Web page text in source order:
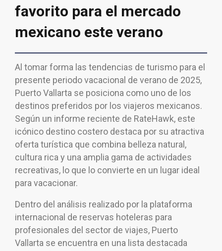
favorito para el mercado
mexicano este verano
Al tomar forma las tendencias de turismo para el
presente periodo vacacional de verano de 2025,
Puerto Vallarta se posiciona como uno de los
destinos preferidos por los viajeros mexicanos.
Según un informe reciente de RateHawk, este
icónico destino costero destaca por su atractiva
oferta turística que combina belleza natural,
cultura rica y una amplia gama de actividades
recreativas, lo que lo convierte en un lugar ideal
para vacacionar.
Dentro del análisis realizado por la plataforma
internacional de reservas hoteleras para
profesionales del sector de viajes, Puerto
Vallarta se encuentra en una lista destacada